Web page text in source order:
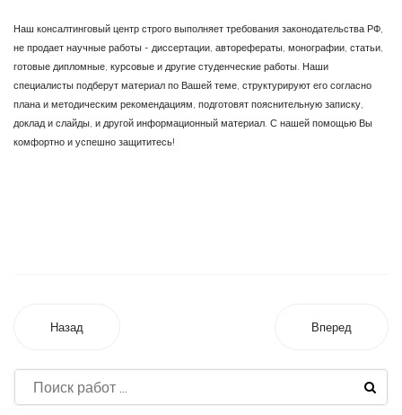
Наш консалтинговый центр строго выполняет требования законодательства РФ,
не продает научные работы - диссертации, авторефераты, монографии, статьи,
готовые дипломные, курсовые и другие студенческие работы. Наши
специалисты подберут материал по Вашей теме, структурируют его согласно
плана и методическим рекомендациям, подготовят пояснительную записку,
доклад и слайды, и другой информационный материал. С нашей помощью Вы
комфортно и успешно защититесь!
Назад Вперед